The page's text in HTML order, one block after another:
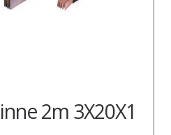
2m 3X20X1